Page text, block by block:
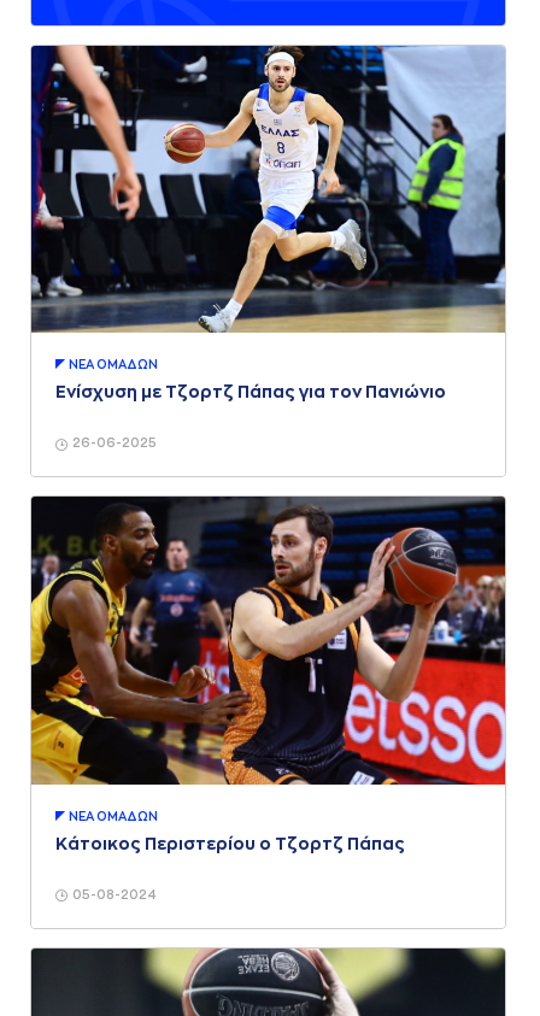
26-06-2025
ΝΕA ΟΜAΔΩΝ
Ενίσχυση με Τζορτζ Πάπας για τον Πανιώνιο
05-08-2024
ΝΕA ΟΜAΔΩΝ
Κάτοικος Περιστερίου ο Τζορτζ Πάπας